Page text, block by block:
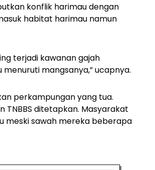
konflik harimau dengan
habitat harimau namun
terjadi kawanan gajah
mangsanya,” ucapnya.
perkampungan yang tua.
TNBBS ditetapkan. Masyarakat
meski sawah mereka beberapa